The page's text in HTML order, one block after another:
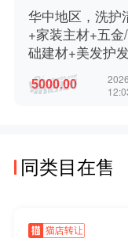
华中地区，洗护
+家装主材+五
础建材+美发护
多类目，旗舰店
商标一起转让，
同类目在售